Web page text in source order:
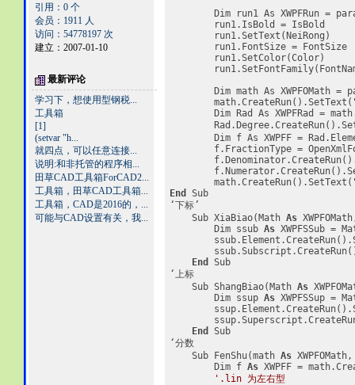
引用：0 个
会员：1911 人
访问：54778197 次
建立：2007-01-10
最新评论
学习下，想使用型钢税...
工具箱
[1]
(setvar "h...
就四点，可以任意连接...
说明:和非托管的程序相...
田草CAD工具箱ForCAD2...
工具箱，田草CAD工具箱...
工具箱，CAD是2016的，...
可能与CAD设置有关，我...
Dim run1 As XWPFRun =
run1.IsBold = IsBold
run1.SetText(NeiRong)
run1.FontSize = FontSize
run1.SetColor(Color)
run1.SetFontFamily(FontName,
Dim math As XWPFOMath =
Dim Rad As XWPFRad =
Dim f As XWPFF =
f.FractionType =
math.CreateRun().SetText("="
End
Sub
‘下标’
Sub XiaBiao(Math As
Dim ssub As XWPFSSub =
End
Sub
‘上标
Sub ShangBiao(Math As
Dim ssup As XWPFSSup =
End
Sub
‘分数
Sub FenShu(math As
Dim f As XWPFF =
'.lin 为左右型